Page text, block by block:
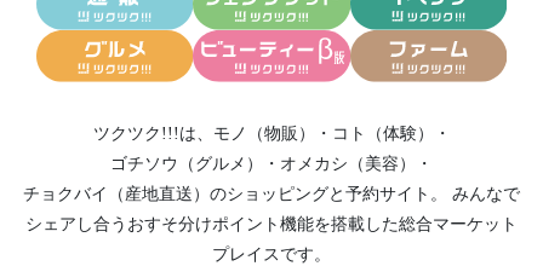
ツクツク!!!は、 モノ（物販） ・ コト（体験）
・
ゴチソウ（グルメ）
・ オメカシ（美容）
・
チョクバイ（産地直送） のショッピングと予約サイト。
みんなで
シェアし合う おすそ分けポイント機能を搭載した総合マーケット
プレイスです。